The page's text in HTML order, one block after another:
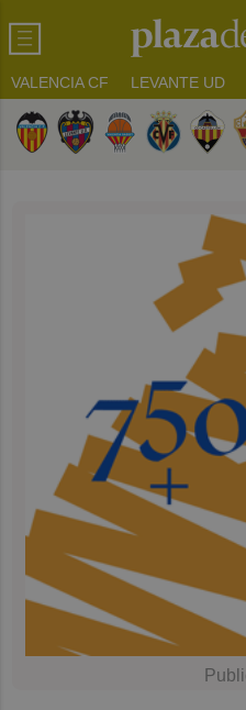
VALENCIA CF LEVANTE UD